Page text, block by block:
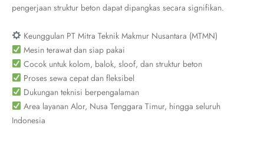
pengerjaan struktur beton dapat dipangkas secara signifikan.
Keunggulan PT Mitra Teknik Makmur Nusantara (MTMN)
Mesin terawat dan siap pakai
Cocok untuk kolom, balok, sloof, dan struktur beton
Proses sewa cepat dan fleksibel
Dukungan teknisi berpengalaman
Area layanan Alor, Nusa Tenggara Timur, hingga seluruh
Indonesia